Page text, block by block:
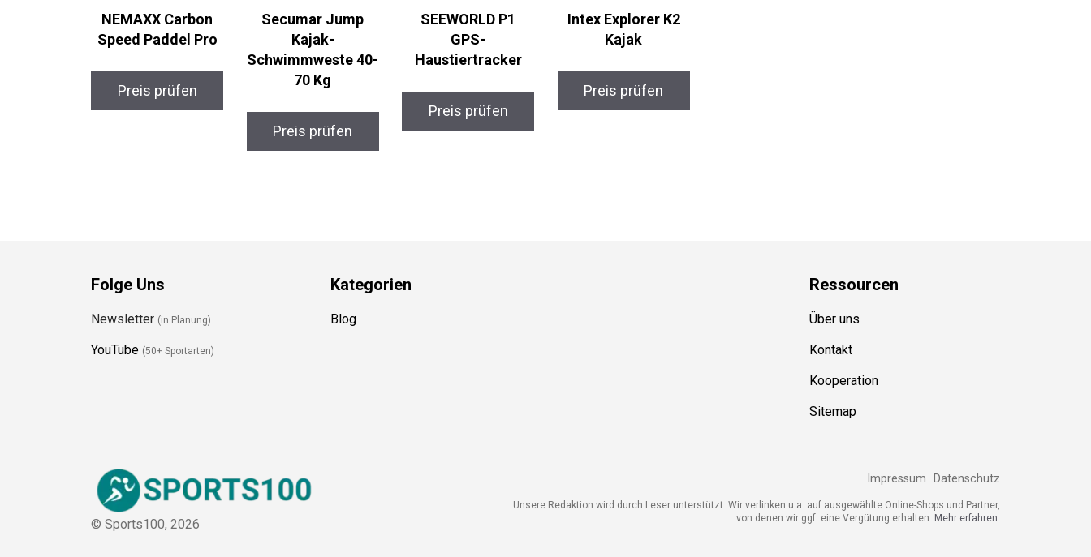
NEMAXX Carbon
Speed Paddel Pro
Preis prüfen
Secumar Jump
Kajak-
Schwimmweste 40-
70 Kg
Preis prüfen
SEEWORLD P1
GPS-
Haustiertracker
Preis prüfen
Intex Explorer K2
Kajak
Preis prüfen
Folge Uns
Newsletter (in Planung)
YouTube (50+ Sportarten)
Kategorien
Blog
Ressourcen
Über uns
Kontakt
Kooperation
Sitemap
© Sports100, 2026
Impressum Datenschutz
Unsere Redaktion wird durch Leser unterstützt. Wir verlinken u.a. auf ausgewählte Online-Shops und Partner,
von denen wir ggf. eine Vergütung erhalten. Mehr erfahren.